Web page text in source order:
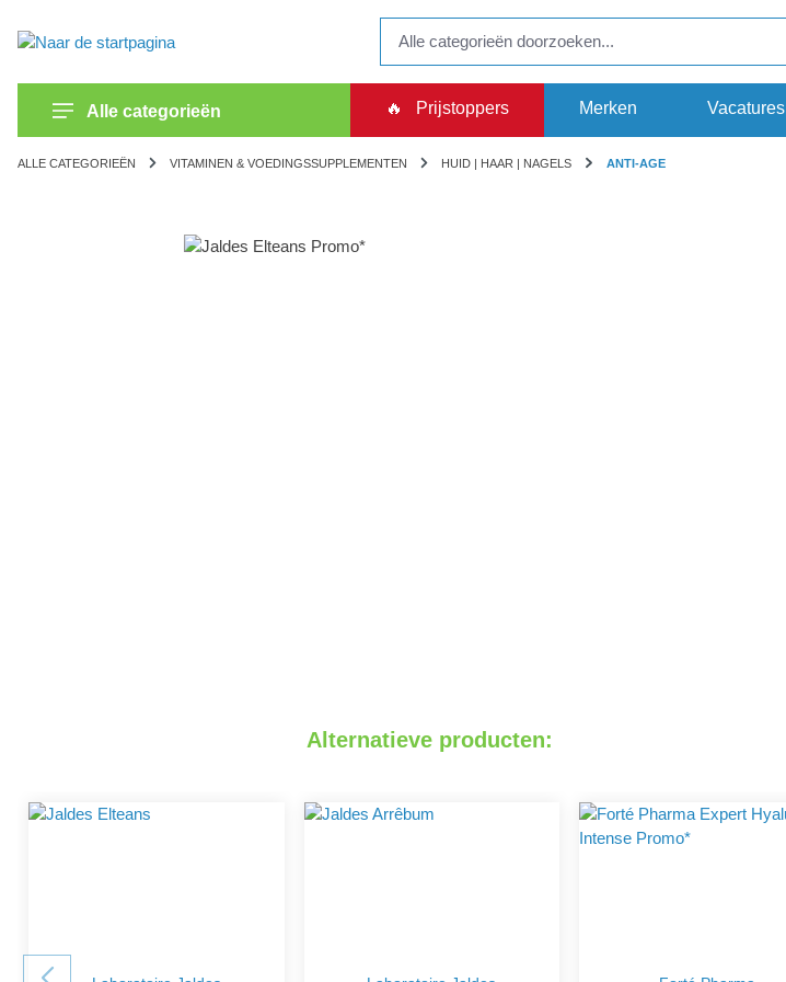
Alle categorieën 🔥 Prijstoppers Merken Vacatures
ALLE CATEGORIEËN VITAMINEN & VOEDINGSSUPPLEMENTEN HUID | HAAR | NAGELS ANTI-AGE
component.cms.imageGallery.skipImageGallery
Alternatieve producten: